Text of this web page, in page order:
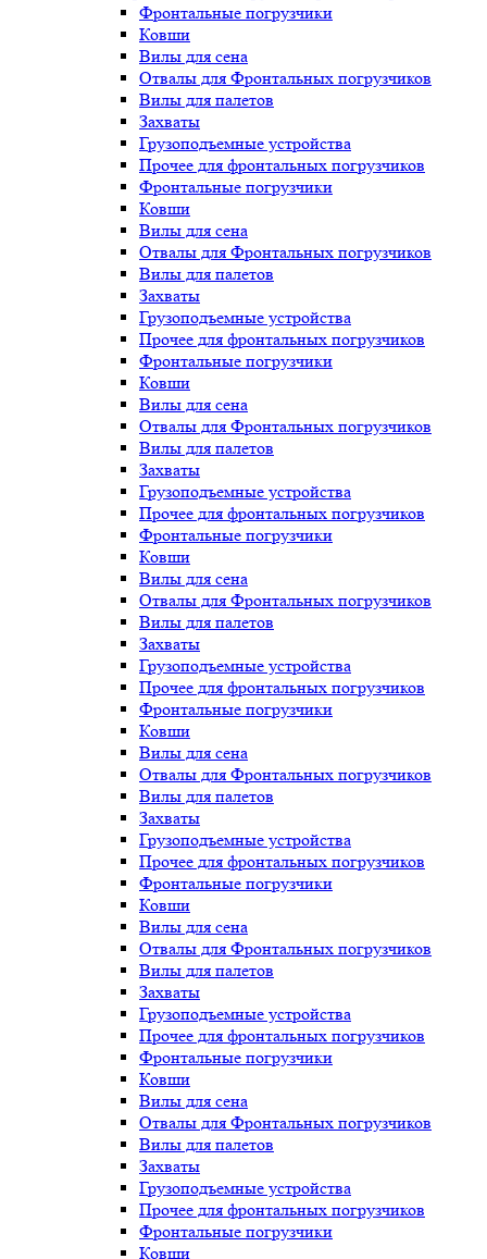
Фронтальные погрузчики
Ковши
Вилы для сена
Отвалы для Фронтальных погрузчиков
Вилы для палетов
Захваты
Грузоподъемные устройства
Прочее для фронтальных погрузчиков
Фронтальные погрузчики
Ковши
Вилы для сена
Отвалы для Фронтальных погрузчиков
Вилы для палетов
Захваты
Грузоподъемные устройства
Прочее для фронтальных погрузчиков
Фронтальные погрузчики
Ковши
Вилы для сена
Отвалы для Фронтальных погрузчиков
Вилы для палетов
Захваты
Грузоподъемные устройства
Прочее для фронтальных погрузчиков
Фронтальные погрузчики
Ковши
Вилы для сена
Отвалы для Фронтальных погрузчиков
Вилы для палетов
Захваты
Грузоподъемные устройства
Прочее для фронтальных погрузчиков
Фронтальные погрузчики
Ковши
Вилы для сена
Отвалы для Фронтальных погрузчиков
Вилы для палетов
Захваты
Грузоподъемные устройства
Прочее для фронтальных погрузчиков
Фронтальные погрузчики
Ковши
Вилы для сена
Отвалы для Фронтальных погрузчиков
Вилы для палетов
Захваты
Грузоподъемные устройства
Прочее для фронтальных погрузчиков
Фронтальные погрузчики
Ковши
Вилы для сена
Отвалы для Фронтальных погрузчиков
Вилы для палетов
Захваты
Грузоподъемные устройства
Прочее для фронтальных погрузчиков
Фронтальные погрузчики
Ковши